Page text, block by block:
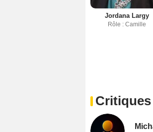
Jordana Largy
Rôle : Camille